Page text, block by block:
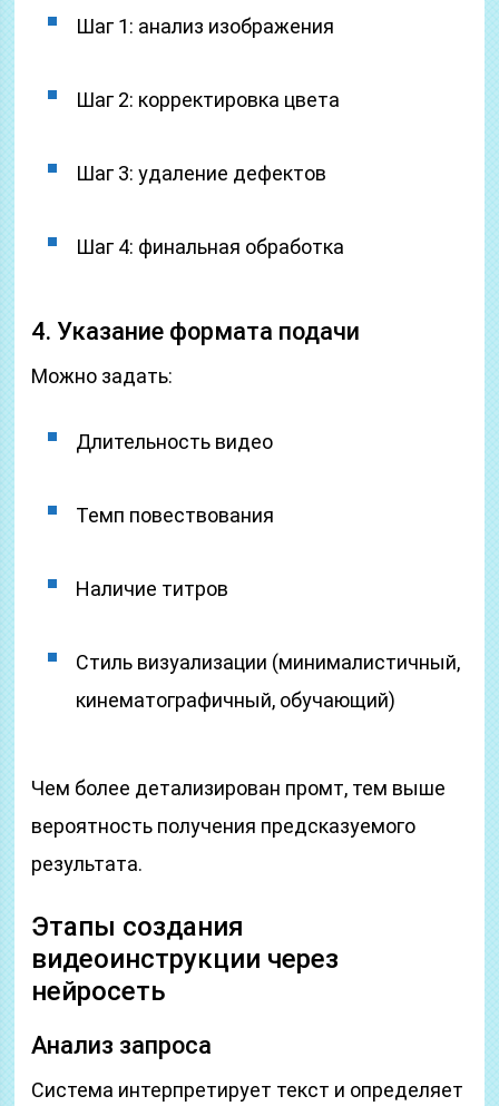
Шаг 1: анализ изображения
Шаг 2: корректировка цвета
Шаг 3: удаление дефектов
Шаг 4: финальная обработка
4. Указание формата подачи
Можно задать:
Длительность видео
Темп повествования
Наличие титров
Стиль визуализации (минималистичный,
кинематографичный, обучающий)
Чем более детализирован промт, тем выше
вероятность получения предсказуемого
результата.
Этапы создания
видеоинструкции через
нейросеть
Анализ запроса
Система интерпретирует текст и определяет